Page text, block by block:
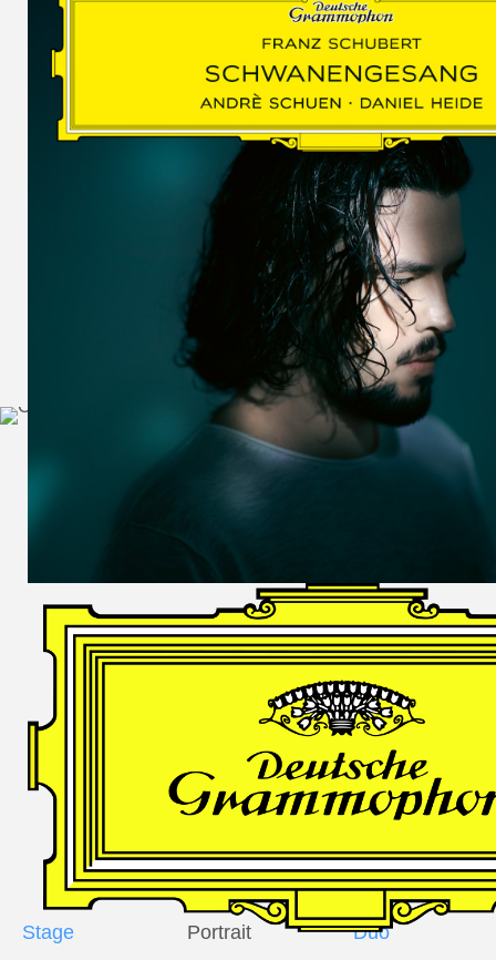
WOLF
MARTIN
SCHUMANN,
LIEDERKREIS
OP. 24
SECHS
MONOLOGE
AUS
JEDERMANN
GESÄNGE
Andrè Schuen,
Baritone
Daniel Heide,
Piano
GALLERY
Stage Portrait Duo